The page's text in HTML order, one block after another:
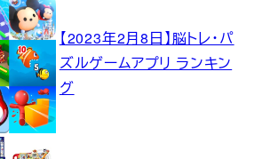
【2023年2月8日】脳トレ・パ
ズルゲームアプリ ランキン
グ